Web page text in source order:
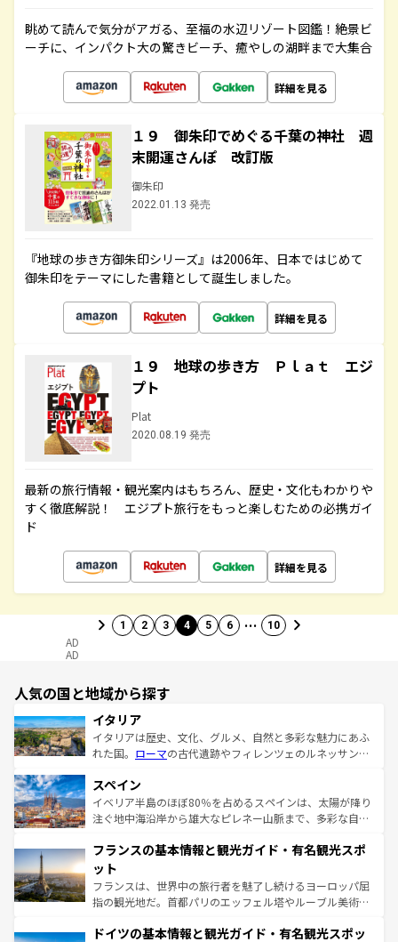
眺めて読んで気分がアガる、至福の水辺リゾート図鑑！絶景ビ
ーチに、インパクト大の驚きビーチ、癒やしの湖畔まで大集合
詳細を見る
１９ 御朱印でめぐる千葉の神社 週
末開運さんぽ 改訂版
御朱印
2022.01.13 発売
『地球の歩き方御朱印シリーズ』は2006年、日本ではじめて
御朱印をテーマにした書籍として誕生しました。
詳細を見る
１９ 地球の歩き方 Ｐｌａｔ エジ
プト
Plat
2020.08.19 発売
最新の旅行情報・観光案内はもちろん、歴史・文化もわかりや
すく徹底解説！ エジプト旅行をもっと楽しむための必携ガイ
ド
詳細を見る
1 2 3 4 5 6 … 10
AD
AD
人気の国と地域から探す
イタリア
イタリアは歴史、文化、グルメ、自然と多彩な魅力にあふ
れた国。 ローマの古代遺跡やフィレンツェのルネッサンス
ろん、トスカーナの美しい田園風景やアマルフィ海岸の絶
景など、自然景観も見逃せない。観光の合間には、本場の
ピザやパスタなど、絶品のイタリア料理を堪能することも
ませてくれるイタリアで、忘れられない旅をしてみよう！
なお、新着のイタリア情報は
しい。
スペイン
イベリア半島のほぼ80％を占めるスペインは、太陽が降り
注ぐ地中海沿岸から雄大なピレネー山脈まで、多彩な自然
文化が根付くこの国では、情熱的なフラメンコ、熱気あふ
れる闘牛、そして美味しいタパスが生活の一部となってい
る。首都マドリードの洗練された雰囲気や、バルセロナの
アートに溢れた街角から、地方では古代ローマ遺跡や中世
せる。地方によって風土や気候が異なるスペインはその個
フランスの基本情報と観光ガイド・有名観光スポ
ット
フランスは、世界中の旅行者を魅了し続けるヨーロッパ屈
指の観光地だ。首都パリのエッフェル塔やルーブル美術館
で、幅広い魅力が詰まっている。華麗な宮殿、歴史的な大
ドイツの基本情報と観光ガイド・有名観光スポッ